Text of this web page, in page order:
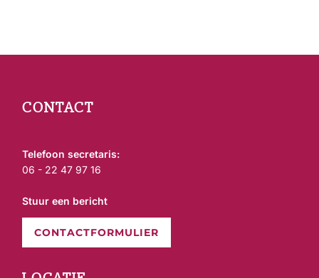
navigatie
CONTACT
Telefoon secretaris:
06 - 22 47 97 16
Stuur een bericht
CONTACTFORMULIER